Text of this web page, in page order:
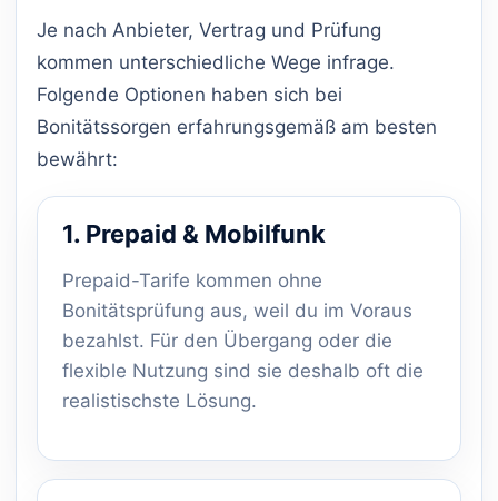
Je nach Anbieter, Vertrag und Prüfung
kommen unterschiedliche Wege infrage.
Folgende Optionen haben sich bei
Bonitätssorgen erfahrungsgemäß am besten
bewährt:
1. Prepaid & Mobilfunk
Prepaid-Tarife kommen ohne
Bonitätsprüfung aus, weil du im Voraus
bezahlst. Für den Übergang oder die
flexible Nutzung sind sie deshalb oft die
realistischste Lösung.